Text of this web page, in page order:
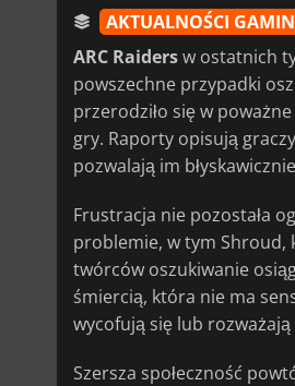
AKTUALNOŚCI
ARC Raidersw ostatnich
powszechne przypadki
przerodziło się w
gry. Raporty opisują
pozwalają im
Frustracja nie pozostała
problemie, w tym Shroud,
twórców oszukiwanie
śmiercią, która nie ma
wycofują się lub
Szersza społeczność